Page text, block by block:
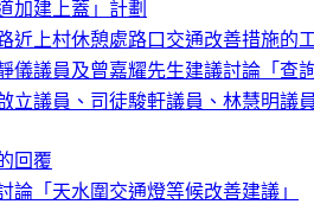
加建上蓋」計劃
近上村休憩處路口交通改善措施的
儀議員及曾嘉耀先生建議討論「查
立議員、司徒駿軒議員、林慧明議
回覆
論「天水圍交通燈等候改善建議」